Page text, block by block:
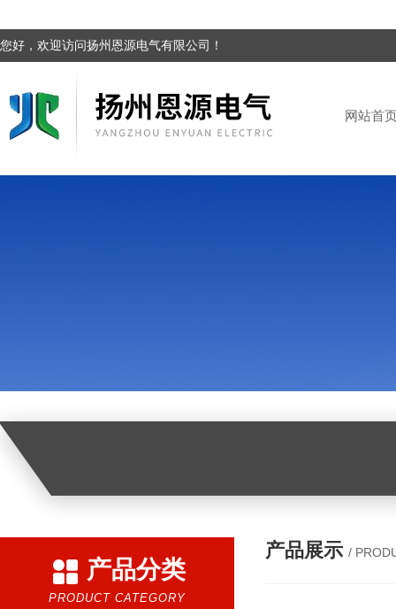
您好，欢迎访问扬州恩源电气有限公司！
网站首
产品分类
PRODUCT CATEGORY
产品展示 /